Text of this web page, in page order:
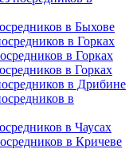
в Быхове
в Горках
в Горках
в Горках
в Дрибине
в
в Чаусах
в Кричеве